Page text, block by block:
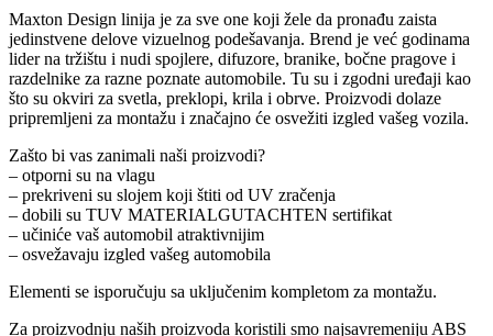
Maxton Design linija je za sve one koji žele da pronađu zaista
jedinstvene delove vizuelnog podešavanja. Brend je već godinama
lider na tržištu i nudi spojlere, difuzore, branike, bočne pragove i
razdelnike za razne poznate automobile. Tu su i zgodni uređaji kao
što su okviri za svetla, preklopi, krila i obrve. Proizvodi dolaze
pripremljeni za montažu i značajno će osvežiti izgled vašeg vozila.
Zašto bi vas zanimali naši proizvodi?
– otporni su na vlagu
– prekriveni su slojem koji štiti od UV zračenja
– dobili su TUV MATERIALGUTACHTEN sertifikat
– učiniće vaš automobil atraktivnijim
– osvežavaju izgled vašeg automobila
Elementi se isporučuju sa uključenim kompletom za montažu.
Za proizvodnju naših proizvoda koristili smo najsavremeniju ABS